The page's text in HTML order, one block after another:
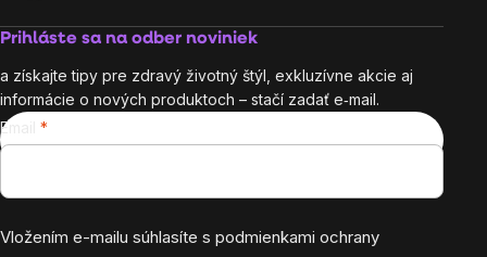
Prihláste sa na odber noviniek
a získajte tipy pre zdravý životný štýl, exkluzívne akcie aj
informácie o nových produktoch – stačí zadať e‑mail.
Email
Vložením e-mailu súhlasíte s podmienkami ochrany